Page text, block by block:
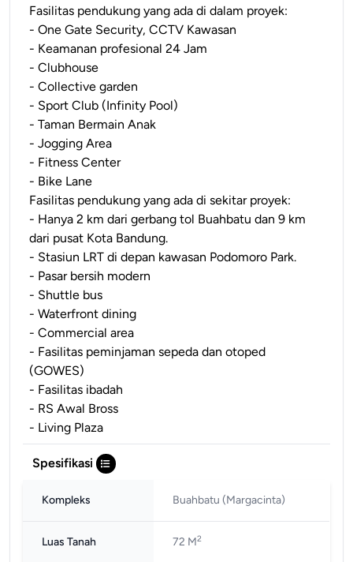
Fasilitas pendukung yang ada di dalam proyek:
- One Gate Security, CCTV Kawasan
- Keamanan profesional 24 Jam
- Clubhouse
- Collective garden
- Sport Club (Infinity Pool)
- Taman Bermain Anak
- Jogging Area
- Fitness Center
- Bike Lane
Fasilitas pendukung yang ada di sekitar proyek:
- Hanya 2 km dari gerbang tol Buahbatu dan 9 km
dari pusat Kota Bandung.
- Stasiun LRT di depan kawasan Podomoro Park.
- Pasar bersih modern
- Shuttle bus
- Waterfront dining
- Commercial area
- Fasilitas peminjaman sepeda dan otoped
(GOWES)
- Fasilitas ibadah
- RS Awal Bross
- Living Plaza
Spesifikasi
Kompleks Buahbatu (margacinta)
Luas Tanah 72 M2